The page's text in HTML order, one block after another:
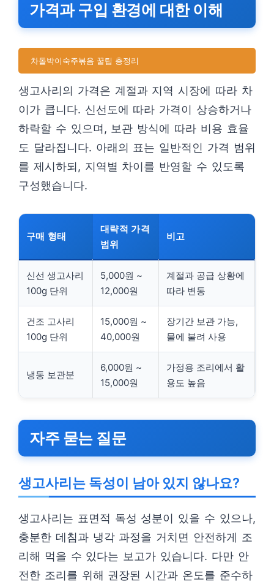
가격과 구입 환경에 대한 이해
차돌박이숙주볶음 꿀팁 총정리
생고사리의 가격은 계절과 지역 시장에 따라 차
이가 큽니다. 신선도에 따라 가격이 상승하거나
하락할 수 있으며, 보관 방식에 따라 비용 효율
도 달라집니다. 아래의 표는 일반적인 가격 범위
를 제시하되, 지역별 차이를 반영할 수 있도록
구성했습니다.
구매 형태
대략적 가격
범위
비고
신선 생고사리
100g 단위
5,000원 ~
12,000원
계절과 공급 상황에
따라 변동
건조 고사리
100g 단위
15,000원 ~
40,000원
장기간 보관 가능,
물에 불려 사용
냉동 보관분
6,000원 ~
15,000원
가정용 조리에서 활
용도 높음
자주 묻는 질문
생고사리는 독성이 남아 있지 않나요?
생고사리는 표면적 독성 성분이 있을 수 있으나,
충분한 데침과 냉각 과정을 거치면 안전하게 조
리해 먹을 수 있다는 보고가 있습니다. 다만 안
전한 조리를 위해 권장된 시간과 온도를 준수하